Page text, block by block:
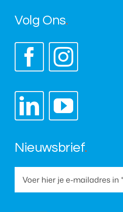
Volg Ons.
Nieuwsbrief.